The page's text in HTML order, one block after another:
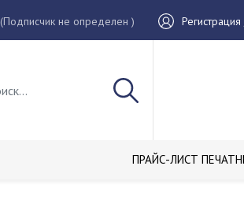
(Подписчик не определен )
ПРАЙС-ЛИСТ